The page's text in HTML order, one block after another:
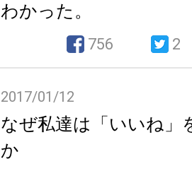
わかった。
756 2
2017/01/12
なぜ私達は「いいね」
か